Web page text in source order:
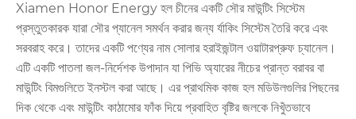
Xiamen Honor Energy হল চীনের একটি সৌর মাউন্টিং সিস্টেম
প্রস্তুতকারক যারা সৌর প্যানেল সমর্থন করার জন্য র্যাকিং সিস্টেম তৈরি করে এবং
সরবরাহ করে। তাদের একটি পণ্যের নাম সোলার হরাইজন্টাল ওয়াটারপ্রুফ চ্যানেল।
এটি একটি পাতলা জল-নির্দেশক উপাদান যা পিভি অ্যারের নীচের প্রান্ত বরাবর বা
মাউন্টিং বিমগুলিতে ইনস্টল করা আছে। এর প্রাথমিক কাজ হল মডিউলগুলির পিছনের
দিক থেকে এবং মাউন্টিং কাঠামোর ফাঁক দিয়ে প্রবাহিত বৃষ্টির জলকে নিখুঁতভাবে